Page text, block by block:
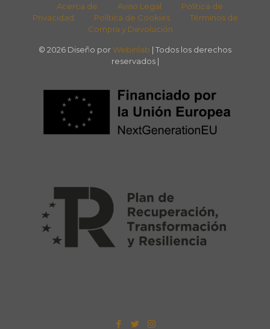
Acerca de Aviso Legal
Política de
Privacidad
Política de Cookies
Términos de
Compra y Devolución
© 2026 Diseño por Webinlab | Todos los derechos
reservados |